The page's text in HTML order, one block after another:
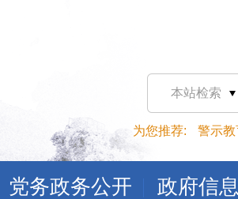
本站检索
为您推荐: 警示教
党务政务公开 政府信